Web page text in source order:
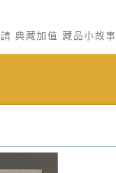
典藏加值 藏品小故事